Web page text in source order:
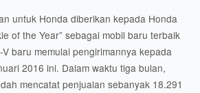
untuk Honda diberikan kepada Honda
of the Year” sebagai mobil baru terbaik
baru memulai pengirimannya kepada
2016 ini. Dalam waktu tiga bulan,
mencatat penjualan sebanyak 18.291